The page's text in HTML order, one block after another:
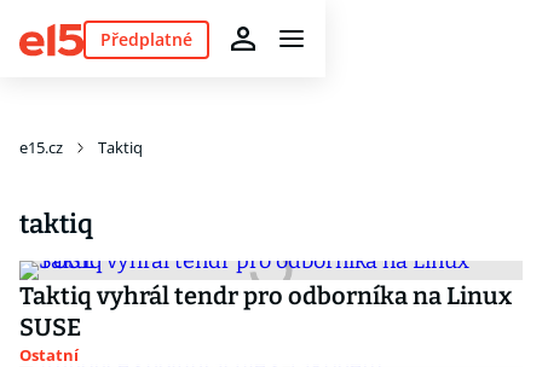
Předplatné
e15.cz Taktiq
taktiq
Taktiq vyhrál tendr pro odborníka na Linux
SUSE
Ostatní